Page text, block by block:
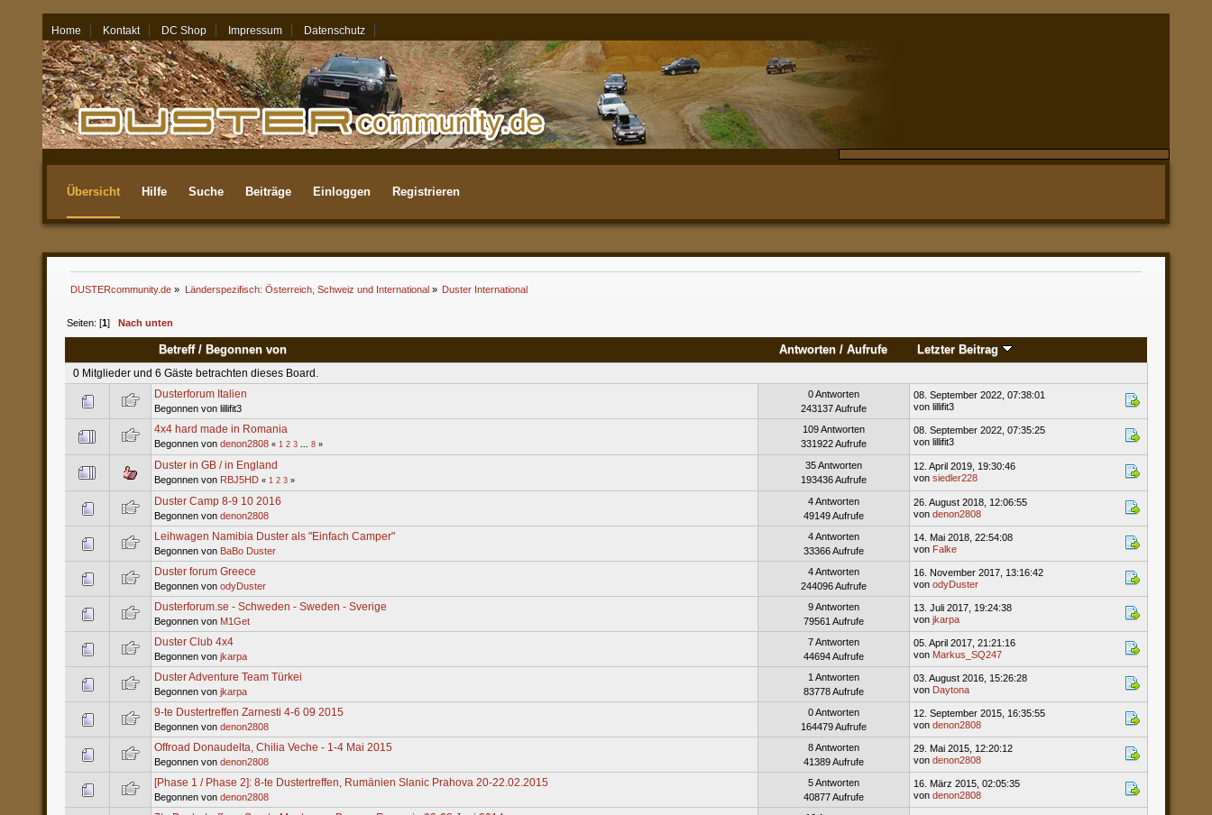
Home Kontakt DC Shop Impressum Datenschutz
07.08.26 - 13:39
Übersicht Hilfe Suche Beiträge Einloggen Registrieren
DUSTERcommunity.de » Länderspezifisch: Österreich, Schweiz und International » Duster International
Seiten: [1] Nach unten
Betreff/ Begonnen von Antworten / Aufrufe Letzter Beitrag
0 Mitglieder und 6 Gäste betrachten dieses Board.
Dusterforum Italien
Begonnen von lillifit3
0 Antworten
243137 Aufrufe
08. September 2022, 07:38:01
von lillifit3
4x4 hard made in Romania
Begonnen von denon2808 « 1 2 3 ... 8 »
109 Antworten
331922 Aufrufe
08. September 2022, 07:35:25
von lillifit3
Duster in GB / in England
Begonnen von RBJ5HD « 1 2 3 »
35 Antworten
193436 Aufrufe
12. April 2019, 19:30:46
von siedler228
Duster Camp 8-9 10 2016
Begonnen von denon2808
4 Antworten
49149 Aufrufe
26. August 2018, 12:06:55
von denon2808
Leihwagen Namibia Duster als "Einfach Camper"
Begonnen von BaBo Duster
4 Antworten
33366 Aufrufe
14. Mai 2018, 22:54:08
von Falke
Duster forum Greece
Begonnen von odyDuster
4 Antworten
244096 Aufrufe
16. November 2017, 13:16:42
von odyDuster
Dusterforum.se - Schweden - Sweden - Sverige
Begonnen von M1Get
9 Antworten
79561 Aufrufe
13. Juli 2017, 19:24:38
von jkarpa
Duster Club 4x4
Begonnen von jkarpa
7 Antworten
44694 Aufrufe
05. April 2017, 21:21:16
von Markus_SQ247
Duster Adventure Team Türkei
Begonnen von jkarpa
1 Antworten
83778 Aufrufe
03. August 2016, 15:26:28
von Daytona
9-te Dustertreffen Zarnesti 4-6 09 2015
Begonnen von denon2808
0 Antworten
164479 Aufrufe
12. September 2015, 16:35:55
von denon2808
Offroad Donaudelta, Chilia Veche - 1-4 Mai 2015
Begonnen von denon2808
8 Antworten
41389 Aufrufe
29. Mai 2015, 12:20:12
von denon2808
[Phase 1 / Phase 2]: 8-te Dustertreffen, Rumänien Slanic Prahova 20-22.02.2015
Begonnen von denon2808
5 Antworten
40877 Aufrufe
16. März 2015, 02:05:35
von denon2808